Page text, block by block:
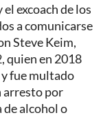
excoach de los
a comunicarse
Steve Keim,
quien en 2018
fue multado
arresto por
alcohol o